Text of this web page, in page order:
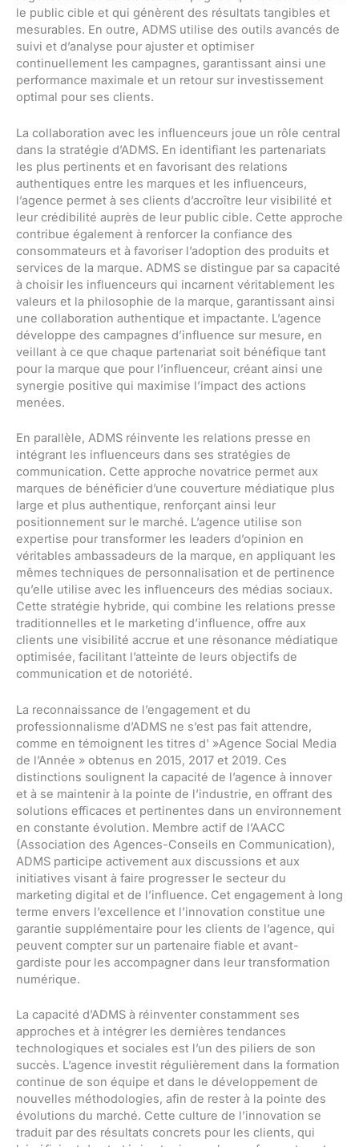
le public cible et qui génèrent des résultats tangibles et
mesurables. En outre, ADMS utilise des outils avancés de
suivi et d’analyse pour ajuster et optimiser
continuellement les campagnes, garantissant ainsi une
performance maximale et un retour sur investissement
optimal pour ses clients.
La collaboration avec les influenceurs joue un rôle central
dans la stratégie d’ADMS. En identifiant les partenariats
les plus pertinents et en favorisant des relations
authentiques entre les marques et les influenceurs,
l’agence permet à ses clients d’accroître leur visibilité et
leur crédibilité auprès de leur public cible. Cette approche
contribue également à renforcer la confiance des
consommateurs et à favoriser l’adoption des produits et
services de la marque. ADMS se distingue par sa capacité
à choisir les influenceurs qui incarnent véritablement les
valeurs et la philosophie de la marque, garantissant ainsi
une collaboration authentique et impactante. L’agence
développe des campagnes d’influence sur mesure, en
veillant à ce que chaque partenariat soit bénéfique tant
pour la marque que pour l’influenceur, créant ainsi une
synergie positive qui maximise l’impact des actions
menées.
En parallèle, ADMS réinvente les relations presse en
intégrant les influenceurs dans ses stratégies de
communication. Cette approche novatrice permet aux
marques de bénéficier d’une couverture médiatique plus
large et plus authentique, renforçant ainsi leur
positionnement sur le marché. L’agence utilise son
expertise pour transformer les leaders d’opinion en
véritables ambassadeurs de la marque, en appliquant les
mêmes techniques de personnalisation et de pertinence
qu’elle utilise avec les influenceurs des médias sociaux.
Cette stratégie hybride, qui combine les relations presse
traditionnelles et le marketing d’influence, offre aux
clients une visibilité accrue et une résonance médiatique
optimisée, facilitant l’atteinte de leurs objectifs de
communication et de notoriété.
La reconnaissance de l’engagement et du
professionnalisme d’ADMS ne s’est pas fait attendre,
comme en témoignent les titres d' »Agence Social Media
de l’Année » obtenus en 2015, 2017 et 2019. Ces
distinctions soulignent la capacité de l’agence à innover
et à se maintenir à la pointe de l’industrie, en offrant des
solutions efficaces et pertinentes dans un environnement
en constante évolution. Membre actif de l’AACC
(Association des Agences-Conseils en Communication),
ADMS participe activement aux discussions et aux
initiatives visant à faire progresser le secteur du
marketing digital et de l’influence. Cet engagement à long
terme envers l’excellence et l’innovation constitue une
garantie supplémentaire pour les clients de l’agence, qui
peuvent compter sur un partenaire fiable et avant-
gardiste pour les accompagner dans leur transformation
numérique.
La capacité d’ADMS à réinventer constamment ses
approches et à intégrer les dernières tendances
technologiques et sociales est l’un des piliers de son
succès. L’agence investit régulièrement dans la formation
continue de son équipe et dans le développement de
nouvelles méthodologies, afin de rester à la pointe des
évolutions du marché. Cette culture de l’innovation se
traduit par des résultats concrets pour les clients, qui